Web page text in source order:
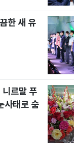
한 새 유
르말 푸
사태로 숨